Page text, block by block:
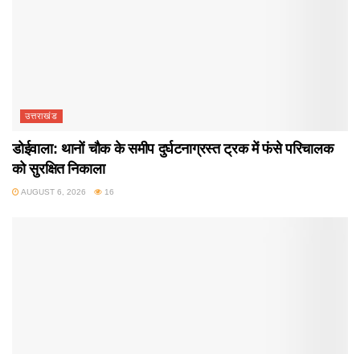
उत्तराखंड
डोईवाला: थानों चौक के समीप दुर्घटनाग्रस्त ट्रक में फंसे परिचालक
को सुरक्षित निकाला
AUGUST 6, 2026 16